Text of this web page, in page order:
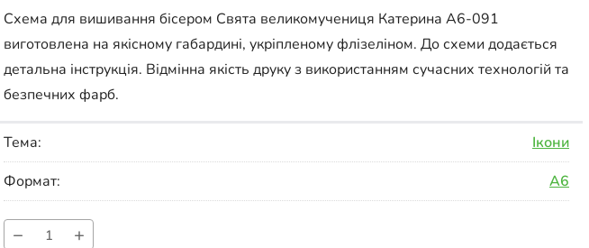
Схема для вишивання бісером Свята великомучениця Катерина А6-091
виготовлена на якісному габардині, укріпленому флізеліном. До схеми додається
детальна інструкція. Відмінна якість друку з використанням сучасних технологій та
безпечних фарб.
Тема:
Ікони
Формат:
А6
− +